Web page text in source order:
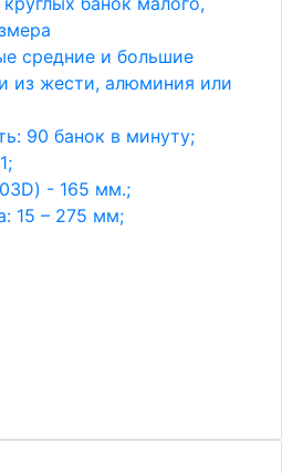
средние и большие
из жести, алюминия или
90 банок в минуту;
- 165 мм.;
15 – 275 мм;